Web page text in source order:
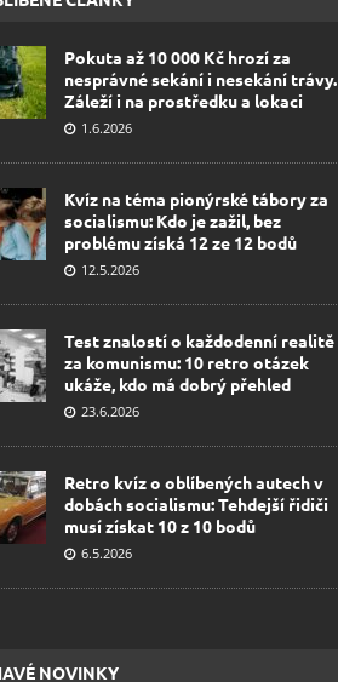
Pokuta až 10 000 Kč hrozí za
nesprávné sekání i nesekání trávy.
Záleží i na prostředku a lokaci
1.6.2026
Kvíz na téma pionýrské tábory za
socialismu: Kdo je zažil, bez
problému získá 12 ze 12 bodů
12.5.2026
Test znalostí o každodenní realitě
za komunismu: 10 retro otázek
ukáže, kdo má dobrý přehled
23.6.2026
Retro kvíz o oblíbených autech v
dobách socialismu: Tehdejší řidiči
musí získat 10 z 10 bodů
6.5.2026
NOVINKY